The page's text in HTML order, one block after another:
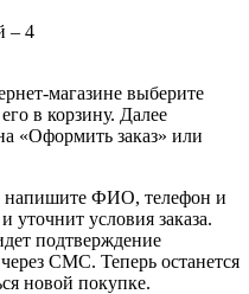
– 4
магазине выберите
в корзину. Далее
«Оформить заказ» или
напишите ФИО, телефон и
уточнит условия заказа.
подтверждение
СМС. Теперь останется
новой покупке.